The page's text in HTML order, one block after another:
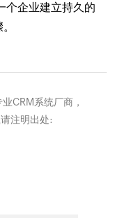
个企业建立持久的
CRM系统厂商，
请注明出处: